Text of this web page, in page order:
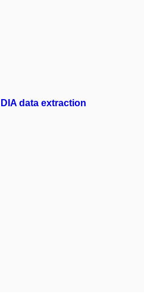
data extraction